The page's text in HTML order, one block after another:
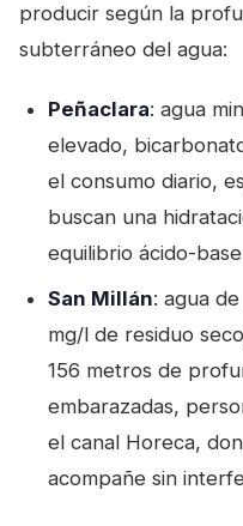
producir según la
subterráneo del agua:
Peñaclara: agua
elevado,
el consumo diario,
buscan una
equilibrio ácido-
San Millán: agua
mg/l de residuo
156 metros de
embarazadas,
el canal Horeca,
acompañe sin